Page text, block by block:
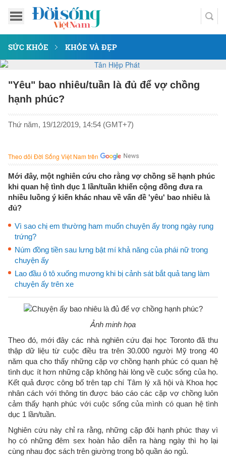
SỨC KHỎE KHỎE VÀ ĐẸP
"Yêu" bao nhiêu/tuần là đủ để vợ chồng
hạnh phúc?
Thứ năm, 19/12/2019, 14:54 (GMT+7)
Theo dõi Đời Sống Việt Nam trên
Mới đây, một nghiên cứu cho rằng vợ chồng sẽ hạnh phúc
khi quan hệ tình dục 1 lần/tuần khiến cộng đồng đưa ra
nhiều luồng ý kiến khác nhau về vấn đề 'yêu' bao nhiêu là
đủ?
Vì sao chị em thường ham muốn chuyện ấy trong ngày rụng
trứng?
Núm đồng tiền sau lưng bật mí khả năng của phái nữ trong
chuyện ấy
Lao đầu ô tô xuống mương khi bị cảnh sát bắt quả tang làm
chuyện ấy trên xe
Ảnh minh họa
Theo đó, mới đây các nhà nghiên cứu đại học Toronto đã thu
thập dữ liệu từ cuộc điều tra trên 30.000 người Mỹ trong 40
năm qua cho thấy những cặp vợ chồng hạnh phúc có quan hệ
tình dục ít hơn những cặp không hài lòng về cuộc sống của họ.
Kết quả được công bố trên tạp chí Tâm lý xã hội và Khoa học
nhân cách với thông tin được báo cáo các cặp vợ chồng luôn
cảm thấy hạnh phúc với cuộc sống của mình có quan hệ tình
dục 1 lần/tuần.
Nghiên cứu này chỉ ra rằng, những cặp đôi hạnh phúc thay vì
họ có những đêm sex hoàn hảo diễn ra hàng ngày thì họ lại
cùng nhau đọc sách trên giường trong bộ quần áo ngủ.